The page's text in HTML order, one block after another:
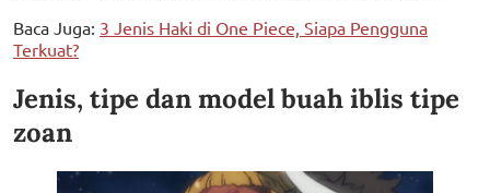
Baca Juga: 3 Jenis Haki di One Piece, Siapa Pengguna
Terkuat?
Jenis, tipe dan model buah iblis tipe
zoan